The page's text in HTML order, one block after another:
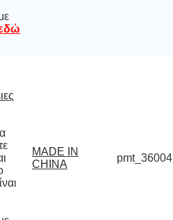
MADE IN
CHINA
pmt_36004